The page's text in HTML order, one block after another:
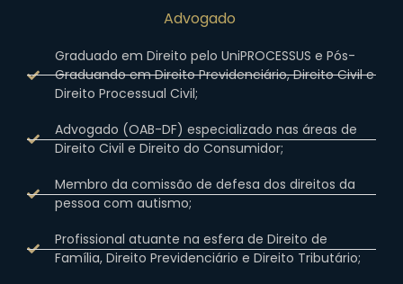
Advogado
Graduado em Direito pelo UniPROCESSUS e Pós-
Graduando em Direito Previdenciário, Direito Civil e
Direito Processual Civil;
Advogado (OAB-DF) especializado nas áreas de
Direito Civil e Direito do Consumidor;
Membro da comissão de defesa dos direitos da
pessoa com autismo;
Profissional atuante na esfera de Direito de
Família, Direito Previdenciário e Direito Tributário;